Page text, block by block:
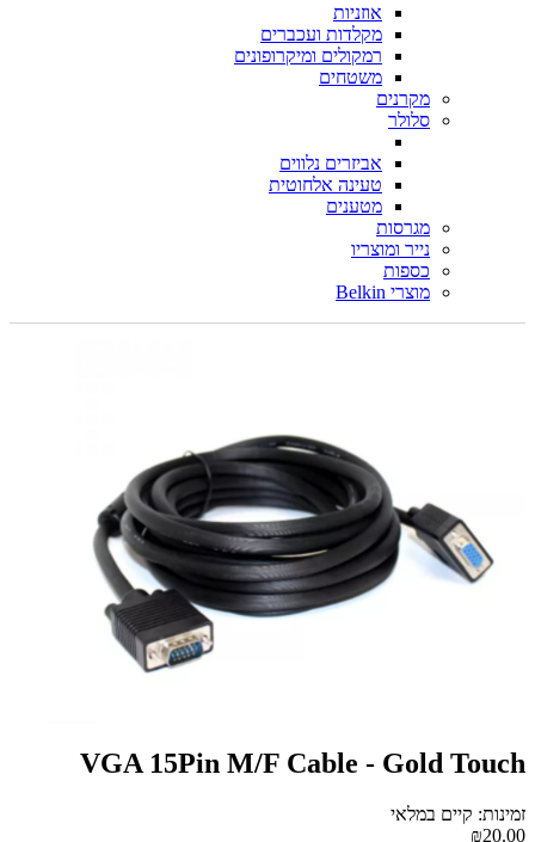
אוזניות
מקלדות ועכברים
רמקולים ומיקרופונים
משטחים
מקרנים
סלולר
אביזרים נלווים
טעינה אלחוטית
מטענים
מגרסות
נייר ומוצריו
כספות
מוצרי Belkin
VGA 15Pin M/F Cable - Gold Touch
זמינות: קיים במלאי
₪20.00